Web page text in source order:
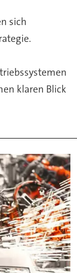
sich
klaren Blick